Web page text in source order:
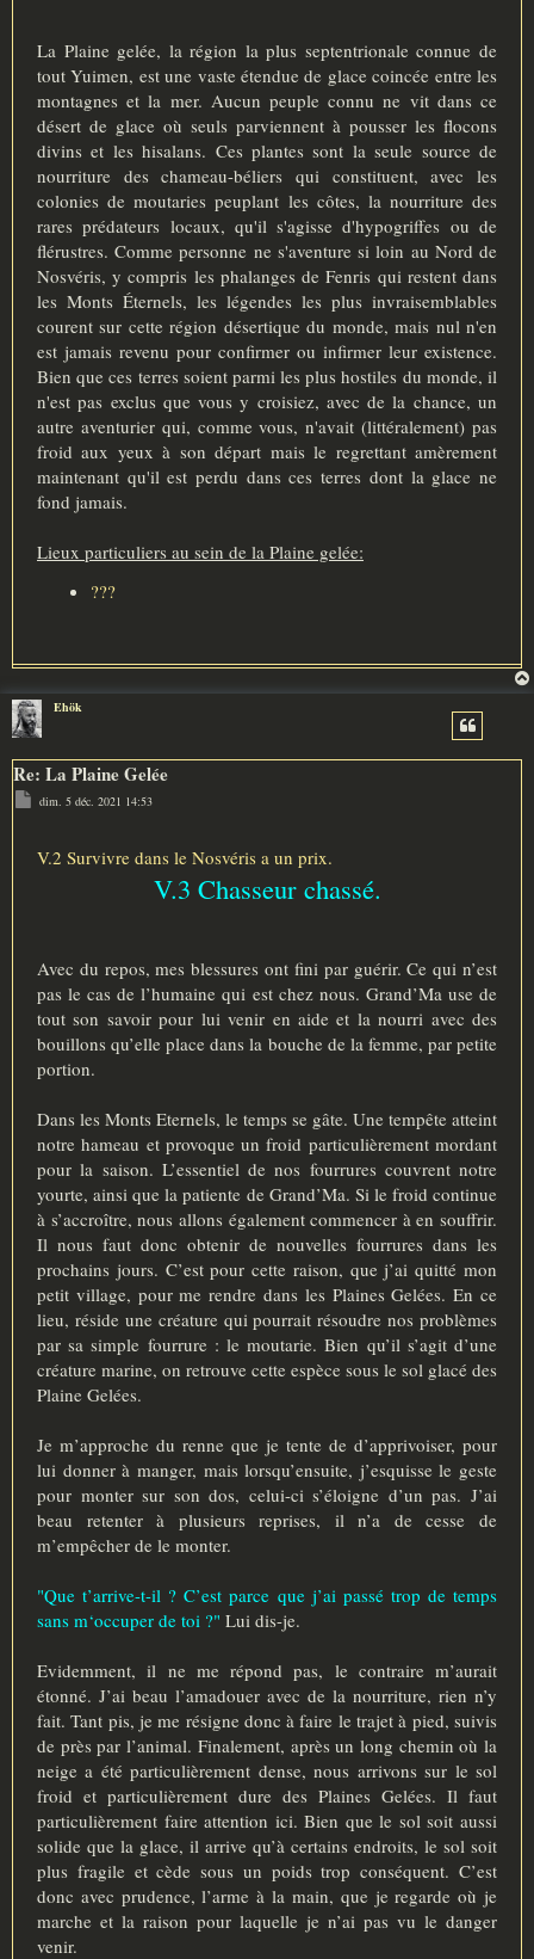
La Plaine gelée, la région la plus septentrionale connue de
tout Yuimen, est une vaste étendue de glace coincée entre les
montagnes et la mer. Aucun peuple connu ne vit dans ce
désert de glace où seuls parviennent à pousser les flocons
divins et les hisalans. Ces plantes sont la seule source de
nourriture des chameau-béliers qui constituent, avec les
colonies de moutaries peuplant les côtes, la nourriture des
rares prédateurs locaux, qu'il s'agisse d'hypogriffes ou de
flérustres. Comme personne ne s'aventure si loin au Nord de
Nosvéris, y compris les phalanges de Fenris qui restent dans
les Monts Éternels, les légendes les plus invraisemblables
courent sur cette région désertique du monde, mais nul n'en
est jamais revenu pour confirmer ou infirmer leur existence.
Bien que ces terres soient parmi les plus hostiles du monde, il
n'est pas exclus que vous y croisiez, avec de la chance, un
autre aventurier qui, comme vous, n'avait (littéralement) pas
froid aux yeux à son départ mais le regrettant amèrement
maintenant qu'il est perdu dans ces terres dont la glace ne
fond jamais.
Lieux particuliers au sein de la Plaine gelée:
???
Ehök
Re: La Plaine Gelée
M
e
a
dim. 5 déc. 2021 14:53
V.2 Survivre dans le Nosvéris a un prix.
V.3 Chasseur chassé.
Avec du repos, mes blessures ont fini par guérir. Ce qui n’est
pas le cas de l’humaine qui est chez nous. Grand’Ma use de
tout son savoir pour lui venir en aide et la nourri avec des
bouillons qu’elle place dans la bouche de la femme, par petite
portion.
Dans les Monts Eternels, le temps se gâte. Une tempête atteint
notre hameau et provoque un froid particulièrement mordant
pour la saison. L’essentiel de nos fourrures couvrent notre
yourte, ainsi que la patiente de Grand’Ma. Si le froid continue
à s’accroître, nous allons également commencer à en souffrir.
Il nous faut donc obtenir de nouvelles fourrures dans les
prochains jours. C’est pour cette raison, que j’ai quitté mon
petit village, pour me rendre dans les Plaines Gelées. En ce
lieu, réside une créature qui pourrait résoudre nos problèmes
par sa simple fourrure : le moutarie. Bien qu’il s’agit d’une
créature marine, on retrouve cette espèce sous le sol glacé des
Plaine Gelées.
Je m’approche du renne que je tente de d’apprivoiser, pour
lui donner à manger, mais lorsqu’ensuite, j’esquisse le geste
pour monter sur son dos, celui-ci s’éloigne d’un pas. J’ai
beau retenter à plusieurs reprises, il n’a de cesse de
m’empêcher de le monter.
"Que t’arrive-t-il ? C’est parce que j’ai passé trop de temps
sans m‘occuper de toi ?" Lui dis-je.
Evidemment, il ne me répond pas, le contraire m’aurait
étonné. J’ai beau l’amadouer avec de la nourriture, rien n’y
fait. Tant pis, je me résigne donc à faire le trajet à pied, suivis
de près par l’animal. Finalement, après un long chemin où la
neige a été particulièrement dense, nous arrivons sur le sol
froid et particulièrement dure des Plaines Gelées. Il faut
particulièrement faire attention ici. Bien que le sol soit aussi
solide que la glace, il arrive qu’à certains endroits, le sol soit
plus fragile et cède sous un poids trop conséquent. C’est
donc avec prudence, l’arme à la main, que je regarde où je
marche et la raison pour laquelle je n’ai pas vu le danger
venir.